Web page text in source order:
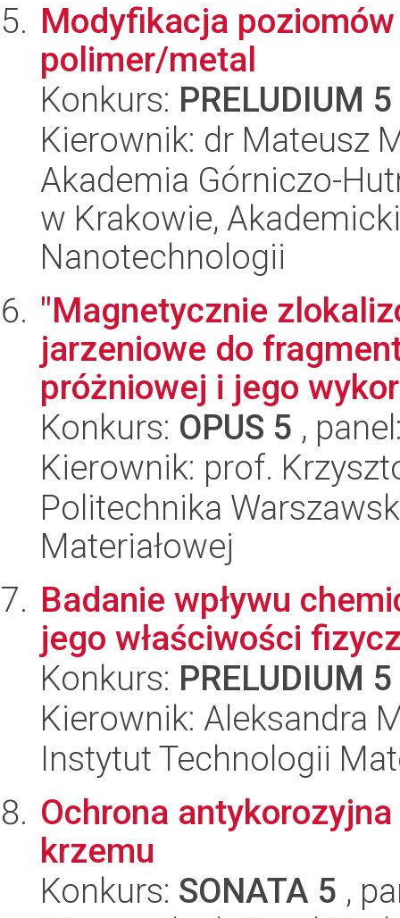
Modyfikacja
polimer/metal
Konkurs: PRELUDIUM 5
Kierownik: dr Mateusz
Akademia Górniczo-
w Krakowie,
Nanotechnologii
"Magnetycznie
jarzeniowe do
próżniowej i jego
Konkurs: OPUS 5 ,
Kierownik: prof.
Politechnika
Materiałowej
Badanie wpływu
jego właściwości
Konkurs: PRELUDIUM 5
Kierownik: Aleksandra
Instytut Technologii
Ochrona
krzemu
Konkurs: SONATA 5 ,